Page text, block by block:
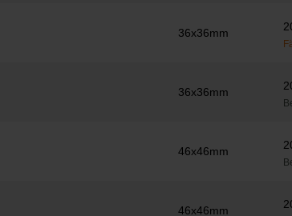
36x36mm
36x36mm
46x46mm
46x46mm